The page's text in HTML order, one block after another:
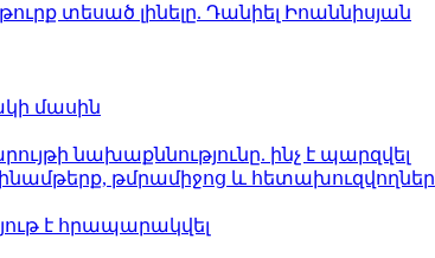
տեսած լինելը. Դանիել Իոաննիսյան
մասին
նախաքննությունը. ինչ է պարզվել
թմրամիջոց և հետախուզվողներ
է հրապարակվել